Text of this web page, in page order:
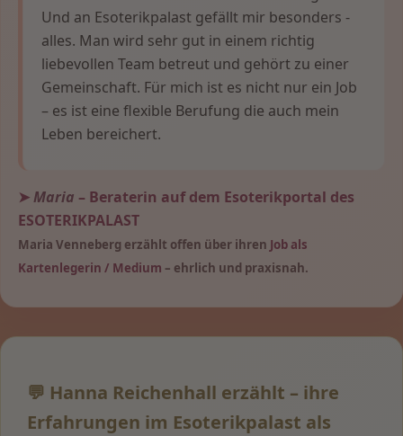
Und an Esoterikpalast gefällt mir besonders -
alles. Man wird sehr gut in einem richtig
liebevollen Team betreut und gehört zu einer
Gemeinschaft. Für mich ist es nicht nur ein Job
– es ist eine flexible Berufung die auch mein
Leben bereichert.
➤Maria – Beraterin auf dem Esoterikportal des
ESOTERIKPALAST
Maria Venneberg erzählt offen über ihren Job als
Kartenlegerin / Medium – ehrlich und praxisnah.
💬 Hanna Reichenhall erzählt – ihre
Erfahrungen im Esoterikpalast als